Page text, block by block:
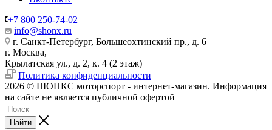
+7 800 250-74-02
info@shonx.ru
г. Санкт-Петербург, Большеохтинский пр., д. 6
г. Москва,
Крылатская ул., д. 2, к. 4 (2 этаж)
Политика конфиденциальности
2026 © ШОНКС моторспорт - интернет-магазин. Информация
на сайте не является публичной офертой
Найти